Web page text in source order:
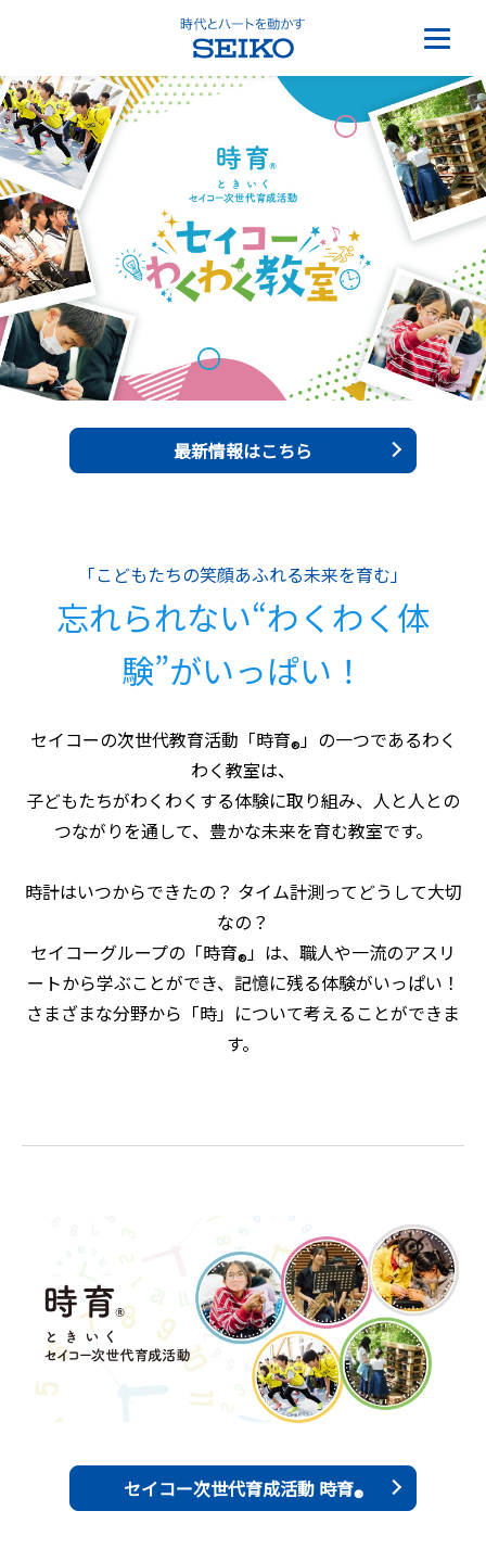
最新情報はこちら
「こどもたちの笑顔あふれる未来を育む」
忘れられない“わくわく体
験”がいっぱい！
セイコーの次世代教育活動「時育®」の一つであるわく
わく教室は、
子どもたちがわくわくする体験に取り組み、人と人との
つながりを通して、豊かな未来を育む教室です。
時計はいつからできたの？ タイム計測ってどうして大切
なの？
セイコーグループの「時育®」は、職人や一流のアスリ
ートから学ぶことができ、記憶に残る体験がいっぱい！
さまざまな分野から「時」について考えることができま
す。
セイコー次世代育成活動 時育®